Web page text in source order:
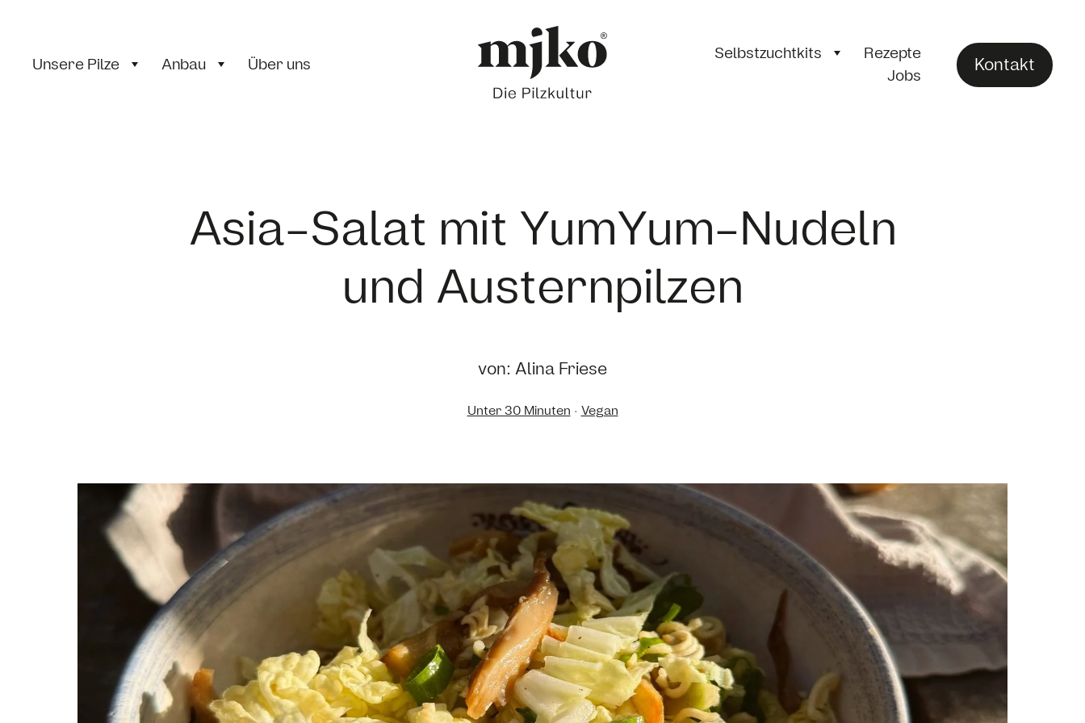
Unsere Pilze Anbau Über uns
Selbstzuchtkits
Rezepte
Jobs
Kontakt
Asia-Salat mit YumYum-Nudeln
und Austernpilzen
von: Alina Friese
Unter 30 Minuten · Vegan